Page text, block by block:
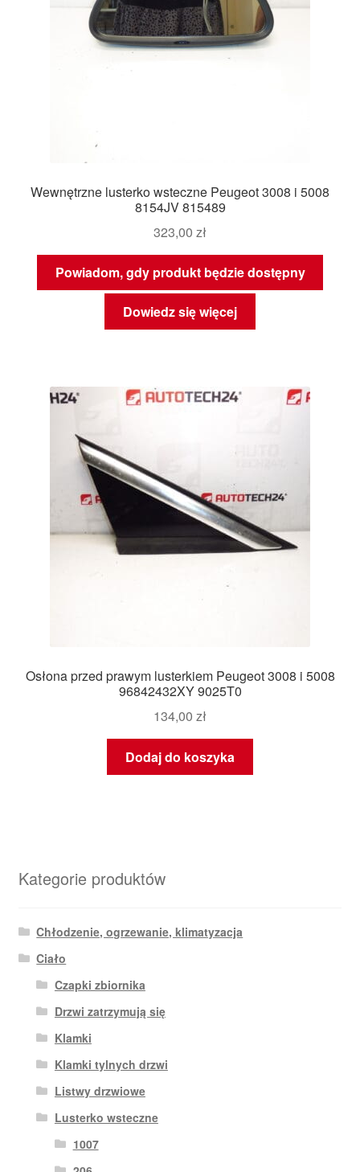
Wewnętrzne lusterko wsteczne Peugeot 3008 i 5008
8154JV 815489
323,00 zł
Powiadom, gdy produkt będzie dostępny
Dowiedz się więcej
Osłona przed prawym lusterkiem Peugeot 3008 i 5008
96842432XY 9025T0
134,00 zł
Dodaj do koszyka
Kategorie produktów
Chłodzenie, ogrzewanie, klimatyzacja
Ciało
Czapki zbiornika
Drzwi zatrzymują się
Klamki
Klamki tylnych drzwi
Listwy drzwiowe
Lusterko wsteczne
1007